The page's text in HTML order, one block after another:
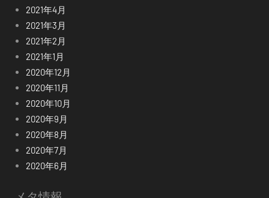
2021年4月
2021年3月
2021年2月
2021年1月
2020年12月
2020年11月
2020年10月
2020年9月
2020年8月
2020年7月
2020年6月